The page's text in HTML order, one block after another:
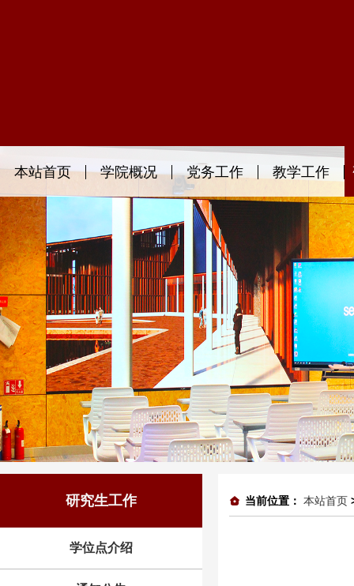
本站首页 学院概况 党务工作 教学工作
研究生工作
学位点介绍
当前位置： 本站首页